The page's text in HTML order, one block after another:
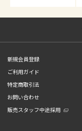
新規会員登録
ご利用ガイド
特定商取引法
お問い合わせ
販売スタッフ中途採用